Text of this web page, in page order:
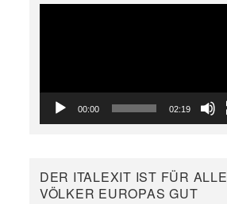
00:00 02:19
DER ITALEXIT IST FÜR ALLE
VÖLKER EUROPAS GUT